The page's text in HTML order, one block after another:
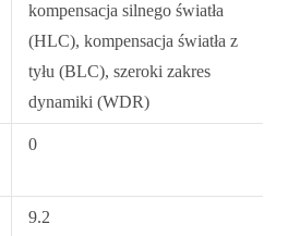
kompensacja silnego światła
(HLC), kompensacja światła z
tyłu (BLC), szeroki zakres
dynamiki (WDR)
0
9.2